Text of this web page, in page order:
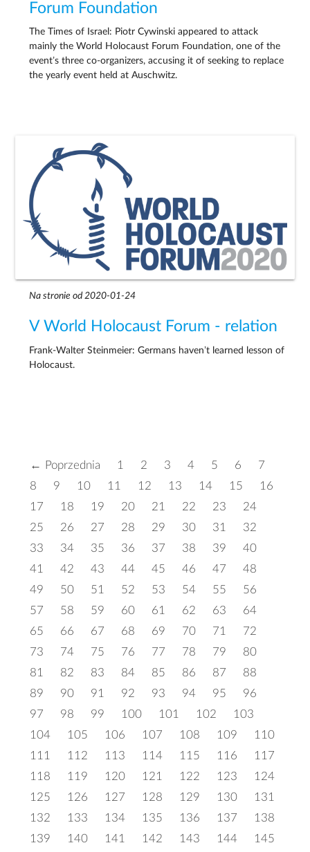
Forum Foundation
The Times of Israel: Piotr Cywinski appeared to attack
mainly the World Holocaust Forum Foundation, one of the
event’s three co-organizers, accusing it of seeking to replace
the yearly event held at Auschwitz.
Na stronie od 2020-01-24
V World Holocaust Forum - relation
Frank-Walter Steinmeier: Germans haven’t learned lesson of
Holocaust.
← Poprzednia 1 2 3 4 5 6
7
8
9 10 11 12 13 14 15
16
17
18 19 20 21 22 23
24
25
26 27 28 29 30 31
32
33
34 35 36 37 38 39
40
41
42 43 44 45 46 47
48
49
50 51 52 53 54 55
56
57
58 59 60 61 62 63
64
65
66 67 68 69 70 71
72
73
74 75 76 77 78 79
80
81
82 83 84 85 86 87
88
89
90 91 92 93 94 95
96
97
98 99 100 101 102
103
104
105 106 107 108 109
110
111
112 113 114 115 116
117
118
119 120 121 122 123
124
125
126 127 128 129 130
131
132
133 134 135 136 137
138
139
140 141 142 143 144
145